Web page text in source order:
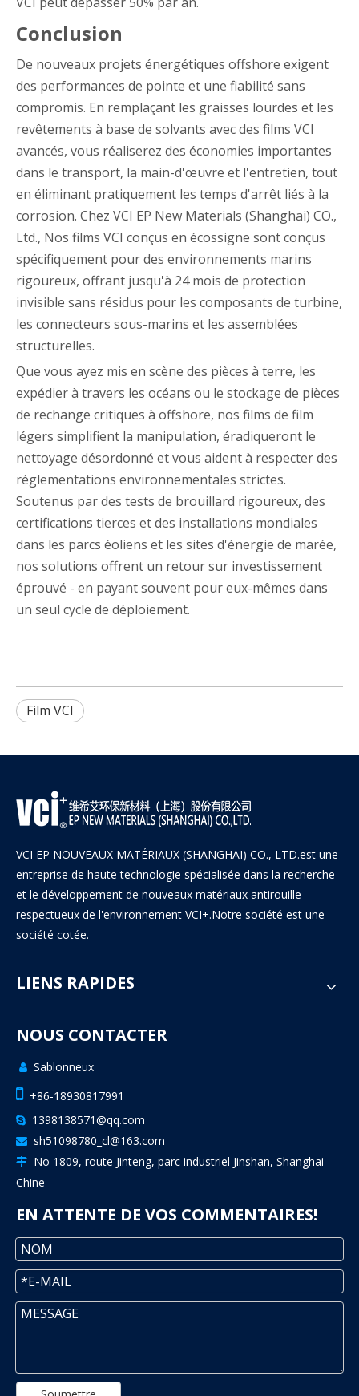
Conclusion
De nouveaux projets énergétiques offshore exigent
des performances de pointe et une fiabilité sans
compromis. En remplaçant les graisses lourdes et les
revêtements à base de solvants avec des films VCI
avancés, vous réaliserez des économies importantes
dans le transport, la main-d'œuvre et l'entretien, tout
en éliminant pratiquement les temps d'arrêt liés à la
corrosion. Chez VCI EP New Materials (Shanghai) CO.,
Ltd., Nos films VCI conçus en écossigne sont conçus
spécifiquement pour des environnements marins
rigoureux, offrant jusqu'à 24 mois de protection
invisible sans résidus pour les composants de turbine,
les connecteurs sous-marins et les assemblées
structurelles.
Que vous ayez mis en scène des pièces à terre, les
expédier à travers les océans ou le stockage de pièces
de rechange critiques à offshore, nos films de film
légers simplifient la manipulation, éradiqueront le
nettoyage désordonné et vous aident à respecter des
réglementations environnementales strictes.
Soutenus par des tests de brouillard rigoureux, des
certifications tierces et des installations mondiales
dans les parcs éoliens et les sites d'énergie de marée,
nos solutions offrent un retour sur investissement
éprouvé - en payant souvent pour eux-mêmes dans
un seul cycle de déploiement.
Film VCI
VCI EP NOUVEAUX MATÉRIAUX (SHANGHAI) CO., LTD.est une
entreprise de haute technologie spécialisée dans la recherche
et le développement de nouveaux matériaux antirouille
respectueux de l'environnement VCI+.Notre société est une
société cotée.
LIENS RAPIDES
NOUS CONTACTER
 Sablonneux
 +86-18930817991
 1398138571@qq.com
 sh51098780_cl@163.com

No 1809, route Jinteng, parc industriel Jinshan, Shanghai
Chine
EN ATTENTE DE VOS COMMENTAIRES!